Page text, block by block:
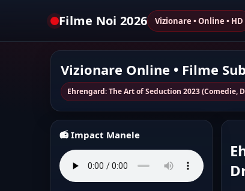
Filme Noi 2026 Vizionare • Online • HD
Vizionare Online • Filme
Ehrengard: The Art of Seduction 2023 (Comedie,
📻 Impact Manele